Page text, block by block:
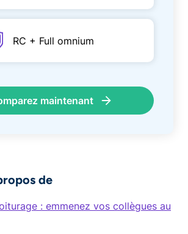
RC + Full omnium
maintenant
de
: emmenez vos collègues au